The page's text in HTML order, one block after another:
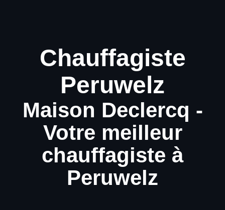
Chauffagiste
Peruwelz
Maison Declercq -
Votre meilleur
chauffagiste à
Peruwelz